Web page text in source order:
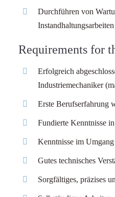
Durchführen von
Requirements for
Erfolgreich
Industriemechaniker
Erste Berufserfahrung
Fundierte Kenntnisse
Kenntnisse im
Gutes technisches
Sorgfältiges, präzises